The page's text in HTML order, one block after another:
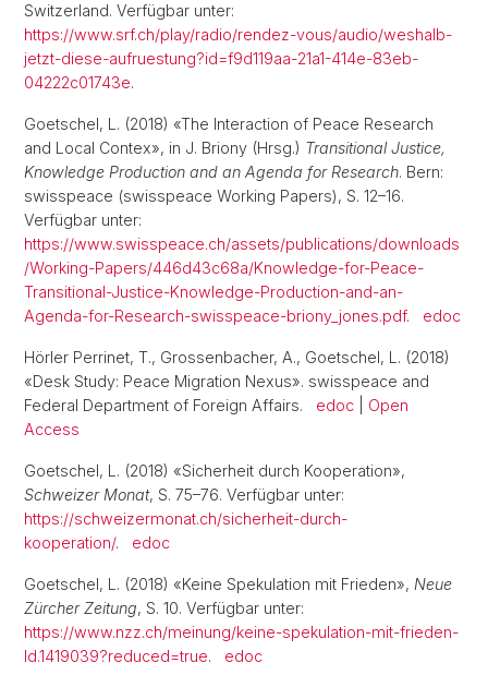
Switzerland. Verfügbar unter:
https://www.srf.ch/play/radio/rendez-vous/audio/weshalb-
jetzt-diese-aufruestung?id=f9d119aa-21a1-414e-83eb-
04222c01743e.
Goetschel, L. (2018) «The Interaction of Peace Research
and Local Contex», in J. Briony (Hrsg.) Transitional Justice,
Knowledge Production and an Agenda for Research. Bern:
swisspeace (swisspeace Working Papers), S. 12–16.
Verfügbar unter:
https://www.swisspeace.ch/assets/publications/downloads
/Working-Papers/446d43c68a/Knowledge-for-Peace-
Transitional-Justice-Knowledge-Production-and-an-
Agenda-for-Research-swisspeace-briony_jones.pdf. edoc
Hörler Perrinet, T., Grossenbacher, A., Goetschel, L. (2018)
«Desk Study: Peace Migration Nexus». swisspeace and
Federal Department of Foreign Affairs. edoc
Open
Access
Goetschel, L. (2018) «Sicherheit durch Kooperation»,
Schweizer Monat, S. 75–76. Verfügbar unter:
https://schweizermonat.ch/sicherheit-durch-
kooperation/. edoc
Goetschel, L. (2018) «Keine Spekulation mit Frieden», Neue
Zürcher Zeitung, S. 10. Verfügbar unter:
https://www.nzz.ch/meinung/keine-spekulation-mit-frieden-
ld.1419039?reduced=true. edoc